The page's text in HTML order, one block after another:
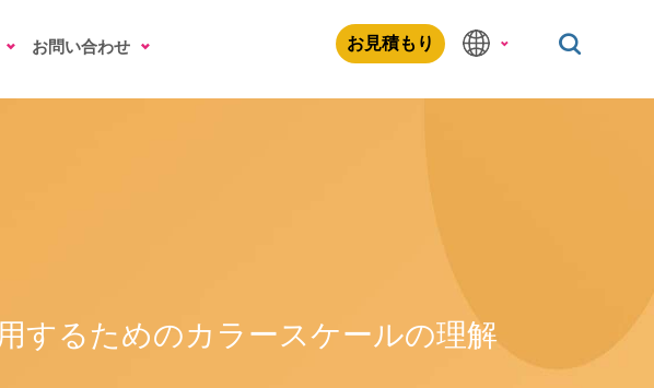
お問い合わせ お見積もり
するためのカラースケールの理解